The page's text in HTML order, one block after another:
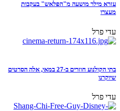
עזרא מילר מושעה מ"הפלאש" בעקבות
מעצרו
עדי פרל
בתי הקולנוע חוזרים ב-27 במאי, אלה הסרטים
שיוקרנו
עדי פרל